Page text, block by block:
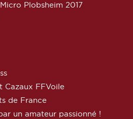
Plobsheim 2017
Cazaux FFVoile
de France
un amateur passionné !